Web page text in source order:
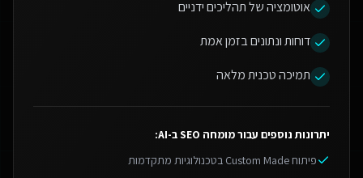
אוטומציה של תהליכים ידניים
דוחות ונתונים בזמן אמת
תמיכה טכנית מלאה
יתרונות נוספים עבורמומחה SEO ב-AI
:
פיתוח Custom Made בטכנולוגיות מתקדמות